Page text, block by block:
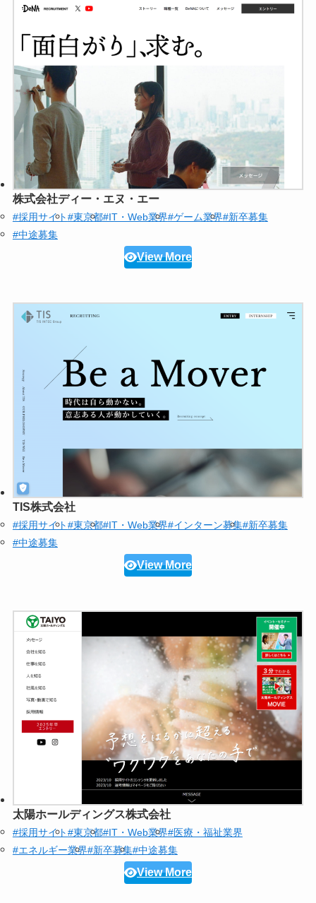
株式会社ディー・エヌ・エー
#採用サイト#東京都#IT・Web業界#ゲーム業界#新卒募集
#中途募集
View More
TIS株式会社
#採用サイト#東京都#IT・Web業界#インターン募集#新卒募集
#中途募集
View More
太陽ホールディングス株式会社
#採用サイト#東京都#IT・Web業界#医療・福祉業界
#エネルギー業界#新卒募集#中途募集
View More